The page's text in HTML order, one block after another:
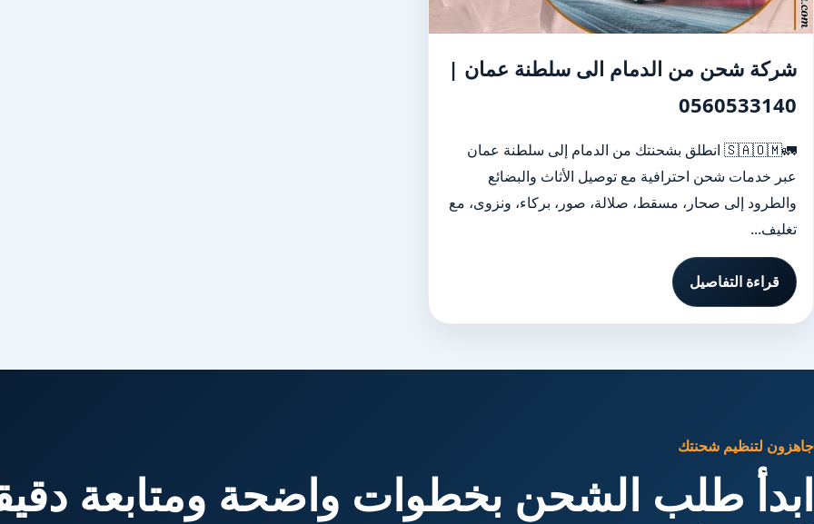
شركة شحن من الدمام الى سلطنة عمان |
0560533140
🚛🇸🇦🇴🇲 انطلق بشحنتك من الدمام إلى سلطنة عمان
عبر خدمات شحن احترافية مع توصيل الأثاث والبضائع
والطرود إلى صحار، مسقط، صلالة، صور، بركاء، ونزوى، مع
تغليف...
قراءة التفاصيل
جاهزون لتنظيم شحنتك
ابدأ طلب الشحن بخطوات واضحة ومتابعة